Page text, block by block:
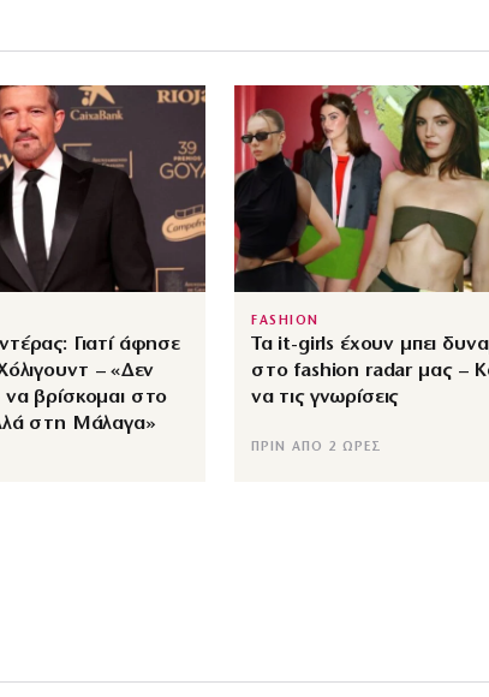
Γιατί άφησε
– «Δεν
βρίσκομαι στο
στη Μάλαγα»
FASHION
Τα it-girls έχουν μπει
στο fashion radar μας –
να τις γνωρίσεις
ΠΡΙΝ ΑΠΌ 2 ΏΡΕΣ